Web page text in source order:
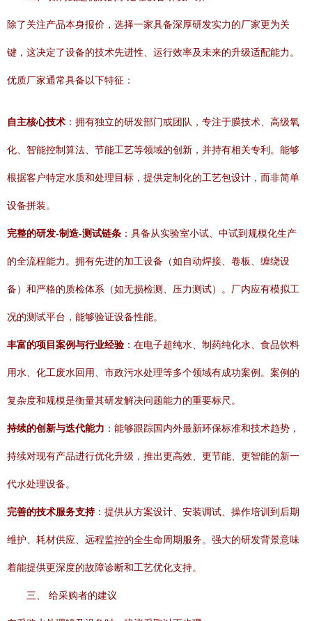
除了关注产品本身报价，选择一家具备深厚研发实力的厂家更为关
键，这决定了设备的技术先进性、运行效率及未来的升级适配能力。
优质厂家通常具备以下特征：
自主核心技术 ：拥有独立的研发部门或团队，专注于膜技术、高级氧
化、智能控制算法、节能工艺等领域的创新，并持有相关专利。能够
根据客户特定水质和处理目标，提供定制化的工艺包设计，而非简单
设备拼装。
完整的研发-制造-测试链条 ：具备从实验室小试、中试到规模化生产
的全流程能力。拥有先进的加工设备（如自动焊接、卷板、缠绕设
备）和严格的质检体系（如无损检测、压力测试）。厂内应有模拟工
况的测试平台，能够验证设备性能。
丰富的项目案例与行业经验 ：在电子超纯水、制药纯化水、食品饮料
用水、化工废水回用、市政污水处理等多个领域有成功案例。案例的
复杂度和规模是衡量其研发解决问题能力的重要标尺。
持续的创新与迭代能力 ：能够跟踪国内外最新环保标准和技术趋势，
持续对现有产品进行优化升级，推出更高效、更节能、更智能的新一
代水处理设备。
完善的技术服务支持：提供从方案设计、安装调试、操作培训到后期
维护、耗材供应、远程监控的全生命周期服务。强大的研发背景意味
着能提供更深度的故障诊断和工艺优化支持。
三、 给采购者的建议